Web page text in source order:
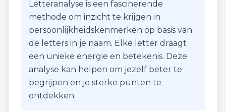
Letteranalyse is een fascinerende
methode om inzicht te krijgen in
persoonlijkheidskenmerken op basis van
de letters in je naam. Elke letter draagt
een unieke energie en betekenis. Deze
analyse kan helpen om jezelf beter te
begrijpen en je sterke punten te
ontdekken.